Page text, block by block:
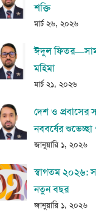
শক্তি
মার্চ ২৬, ২০২৬
ঈদুল
মহিমা
মার্চ ২১, ২০২৬
দেশ ও প্রবাসের
নববর্ষের
জানুয়ারি ১, ২০২৬
স্বাগতম ২০২৬:
নতুন বছর
জানুয়ারি ১, ২০২৬